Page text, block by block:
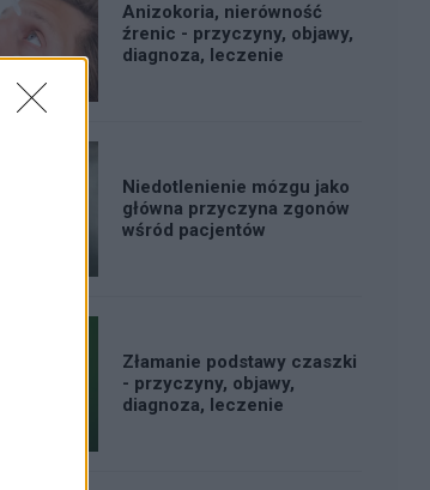
Anizokoria, nierówność
źrenic - przyczyny, objawy,
diagnoza, leczenie
Niedotlenienie mózgu jako
główna przyczyna zgonów
wśród pacjentów
Złamanie podstawy czaszki
- przyczyny, objawy,
diagnoza, leczenie